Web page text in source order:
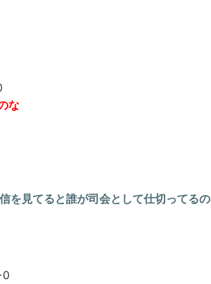
な
を見てると誰が司会として仕切ってるの